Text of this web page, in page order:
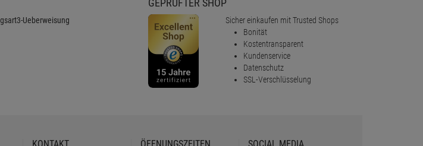
GEPRÜFTER SHOP
Sicher einkaufen mit Trusted Shops
Bonität
Kostentransparent
Kundenservice
Datenschutz
SSL-Verschlüsselung